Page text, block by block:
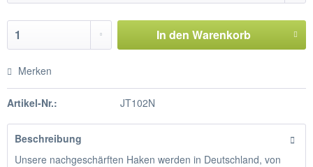
In den Warenkorb
Merken
Artikel-Nr.: JT102N
Beschreibung
Unsere nachgeschärften Haken werden in Deutschland, von